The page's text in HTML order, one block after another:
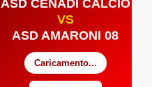
ASD CENADI CALCIO
VS
ASD AMARONI 08
Caricamento...